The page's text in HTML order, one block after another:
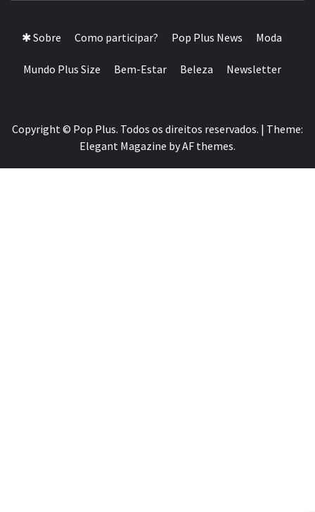
✱ Sobre Como participar? Pop Plus News Moda
Mundo Plus Size Bem-Estar Beleza Newsletter
Copyright © Pop Plus. Todos os direitos reservados. | Theme:
Elegant Magazine byAF themes.